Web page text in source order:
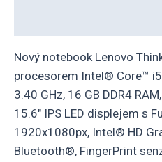
Nový notebook Lenovo
procesorem Intel® Core™
3.40 GHz, 16 GB DDR4
15.6″ IPS LED displejem s
1920x1080px, Intel® HD
Bluetooth®, FingerPrint